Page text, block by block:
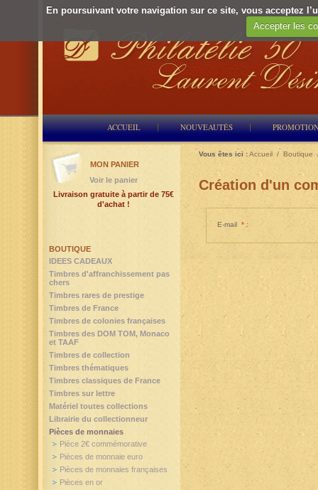
En poursuivant votre navigation sur ce site, vous acceptez
Accepter les
ACCUEIL NOUVEAUTÉS
Vous êtes ici :Accueil / Boutique
Création d'un
E-mail * :
BOUTIQUE
IDEES CADEAUX
Timbres d'affranchissement pas
chers
Timbres rares de prestige
Timbres de France
Timbres de colonies françaises
Timbres des DOM TOM, Monaco
et TAAF
Timbres de collection
Timbres thématiques
Timbres classiques de France
Timbres sur lettre
Matériel toutes collections
Librairie du collectionneur
Pièces de monnaies
Pièce 2€ commémorative
Pièces de monnaie euro
Pièces de monnaies françaises
Pièces en or
MON PANIER
Voir le panier
Livraison gratuite à partir de 75€
d'achat !